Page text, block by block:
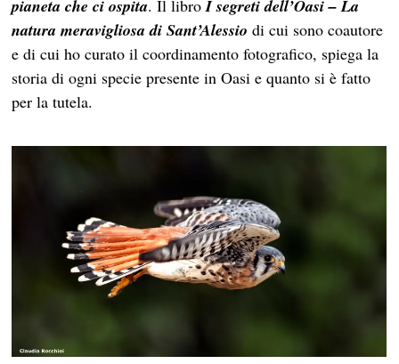
pianeta che ci ospita. Il libroI segreti dell’Oasi – La
natura meravigliosa di Sant’Alessio di cui sono coautore
e di cui ho curato il coordinamento fotografico, spiega la
storia di ogni specie presente in Oasi e quanto si è fatto
per la tutela.